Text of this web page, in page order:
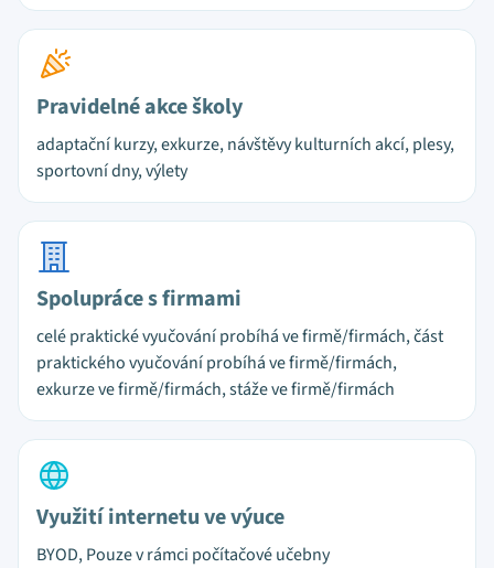
Pravidelné akce školy
adaptační kurzy, exkurze, návštěvy kulturních akcí, plesy,
sportovní dny, výlety
Spolupráce s firmami
celé praktické vyučování probíhá ve firmě/firmách, část
praktického vyučování probíhá ve firmě/firmách,
exkurze ve firmě/firmách, stáže ve firmě/firmách
Využití internetu ve výuce
BYOD, Pouze v rámci počítačové učebny